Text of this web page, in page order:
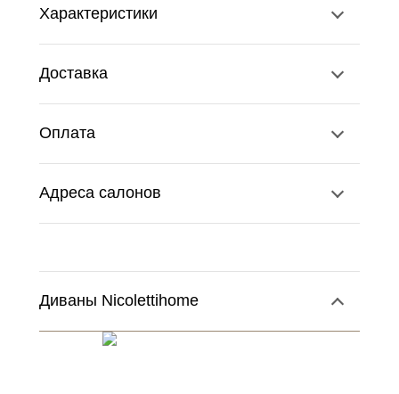
Характеристики
Доставка
Оплата
Адреса салонов
Диваны Nicolettihome